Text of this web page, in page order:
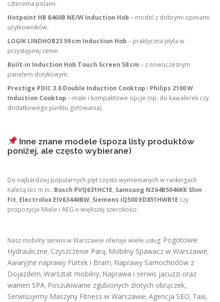
czterema polami.
Hotpoint HB 8460B NE/W Induction Hob – model z dobrymi opiniami
użytkowników.
LOGIK LINDHOB23 59 cm Induction Hob – praktyczna płyta w
przystępnej cenie.
Built‑in Induction Hob Touch Screen 58 cm – z nowoczesnym
panelem dotykowym.
Prestige PDIC 3.0 Double Induction Cooktop i Philips 2100 W
Induction Cooktop – małe i kompaktowe opcje (np. do kawalerek czy
dodatkowego punktu gotowania).
Inne znane modele (spoza listy produktów
poniżej, ale często wybierane)
Do najbardziej popularnych płyt często wymienianych w rankingach
należą też m.in.: Bosch PVQ631HC1E, Samsung NZ64B5046KK Slim
Fit, Electrolux EIV63440BW, Siemens iQ500 ED851HWB1E czy
propozycje Miele i AEG o większej szerokości.
Nasz mobilny serwis w Warszawie oferuje wiele usług: Pogotowie
Hydrauliczne, Czyszczenie Parą, Mobilny Spawacz w Warszawie,
Awaryjne naprawy Furtek i Bram, Naprawy Samochodów z
Dojazdem, Warsztat mobilny, Naprawa i serwis jacuzzi oraz
wanien SPA, Poszukiwanie zgubionych złotych obrączek,
Serwisujemy Maszyny Fitness w Warszawie, Agencja SEO, Taxi,